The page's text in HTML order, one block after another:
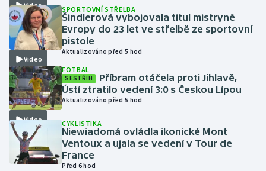
Házená
Jezdectví
Judo
Krasobruslení
Lezení
Lyže a snowboard
Video
Video
SPORTOVNÍ STŘELBA
Šindlerová vybojovala titul mistryně
Evropy do 23 let ve střelbě ze sportovní
pistole
Aktualizováno před 5 hod
Video
FOTBAL
SESTŘIH
Příbram otáčela proti Jihlavě,
Ústí ztratilo vedení 3:0 s Českou Lípou
Aktualizováno před 5 hod
CYKLISTIKA
Niewiadomá ovládla ikonické Mont
Ventoux a ujala se vedení v Tour de
France
Před 6 hod